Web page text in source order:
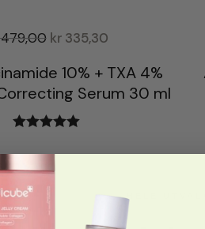
10% + TXA 4%
Serum 30 ml
kr335,30
HELE